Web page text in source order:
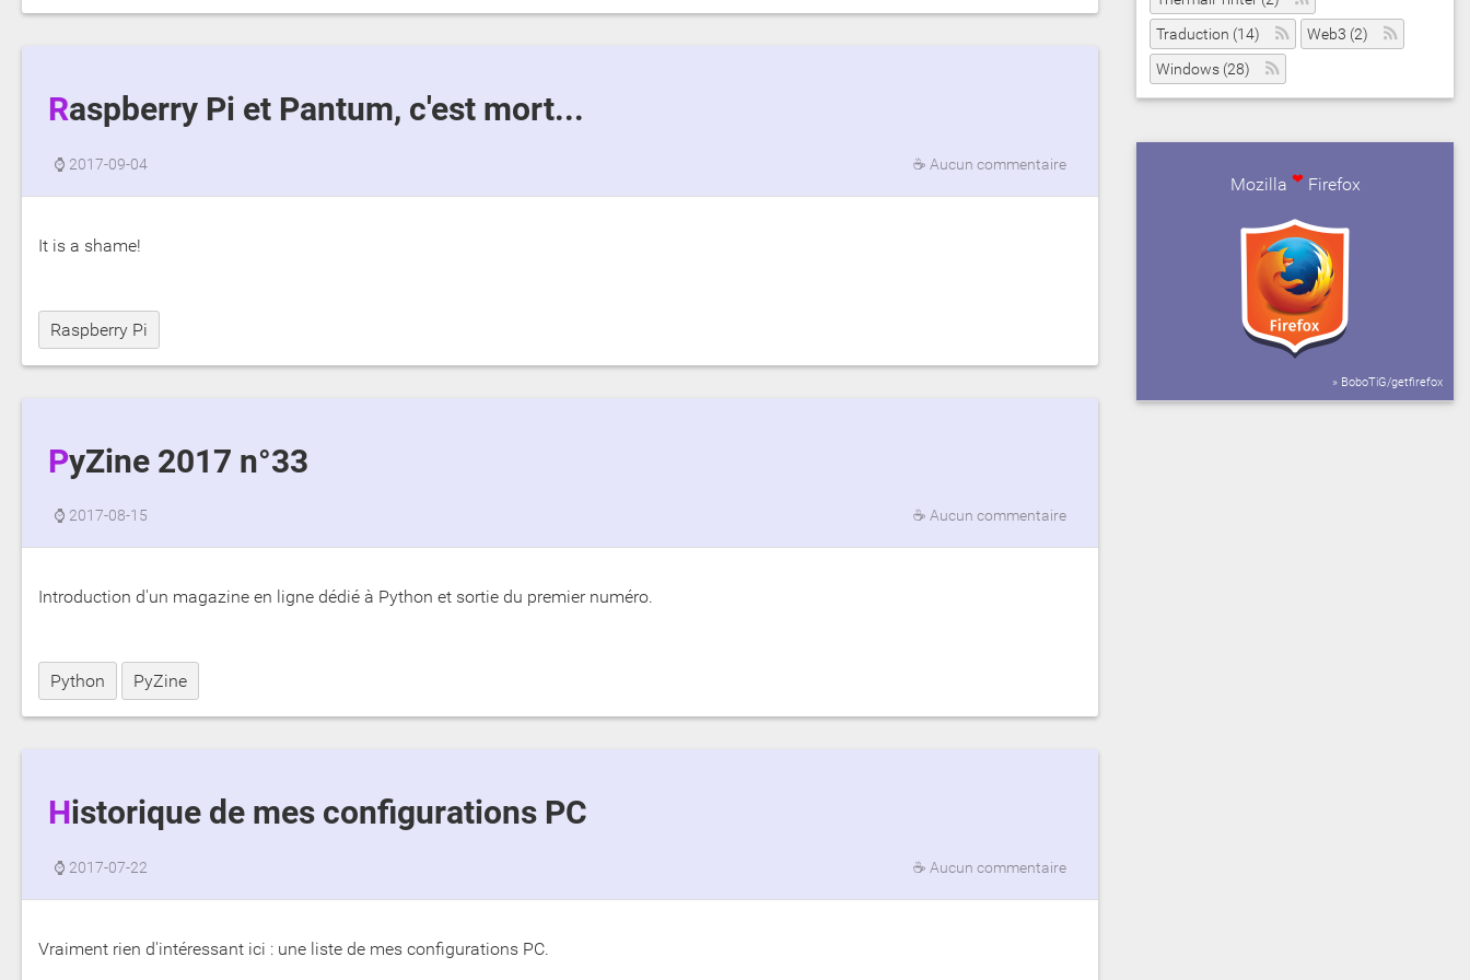
Traduction (14)
Web3 (2)
Windows (28)
Mozilla ❤ Firefox
» BoboTiG/getfirefox
Raspberry Pi et Pantum, c'est mort...
☕Aucun commentaire
⌚ 2017-09-04
It is a shame!
Raspberry Pi
PyZine 2017 n°33
☕Aucun commentaire
⌚ 2017-08-15
Introduction d'un magazine en ligne dédié à Python et sortie du premier numéro.
Python PyZine
Historique de mes configurations PC
☕Aucun commentaire
⌚ 2017-07-22
Vraiment rien d'intéressant ici : une liste de mes configurations PC.